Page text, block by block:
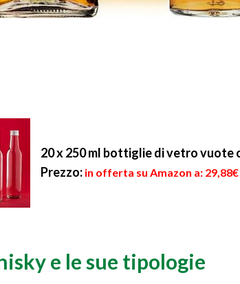
20 x 250 ml bottiglie di vetro
Prezzo: in offerta su Amazon a: 29,88€
e le sue tipologie